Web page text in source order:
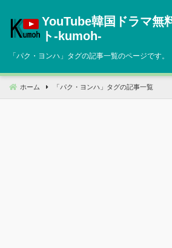
へ
動
YouTube韓国ドラマ無
ト‐kumoh‐
「パク・ヨンハ 」タグの記事一覧のページです。
ホーム 「 パク・ヨンハ 」タグの記事一覧